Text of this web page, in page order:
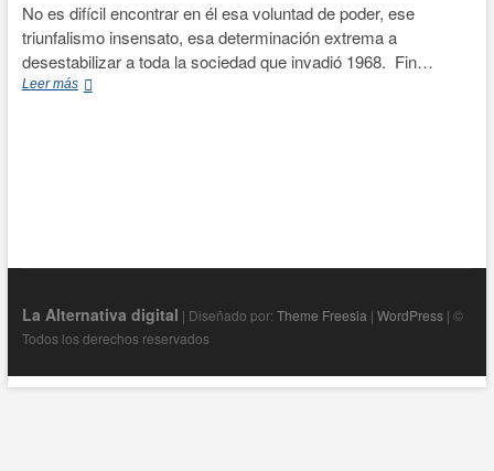
No es difícil encontrar en él esa voluntad de poder, ese
triunfalismo insensato, esa determinación extrema a
desestabilizar a toda la sociedad que invadió 1968. Fin…
Leer másLlega
La Alternativa digital | Diseñado por: Theme Freesia | WordPress| ©
Todos los derechos reservados